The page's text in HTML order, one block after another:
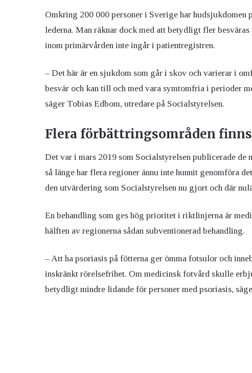
Omkring 200 000 personer i Sverige har hudsjukdomen
lederna. Man räknar dock med att betydligt fler
inom primärvården inte ingår i patientregistren.
– Det här är en sjukdom som går i skov och varierar i
besvär och kan till och med vara symtomfria i perioder
säger Tobias Edbom, utredare på Socialstyrelsen.
Flera förbättringsområden finns
Det var i mars 2019 som Socialstyrelsen publicerade
så länge har flera regioner ännu inte hunnit genomföra
den utvärdering som Socialstyrelsen nu gjort och där
En behandling som ges hög prioritet i riktlinjerna är
hälften av regionerna sådan subventionerad behandling.
– Att ha psoriasis på fötterna ger ömma fotsulor och
inskränkt rörelsefrihet. Om medicinsk fotvård skulle
betydligt mindre lidande för personer med psoriasis,